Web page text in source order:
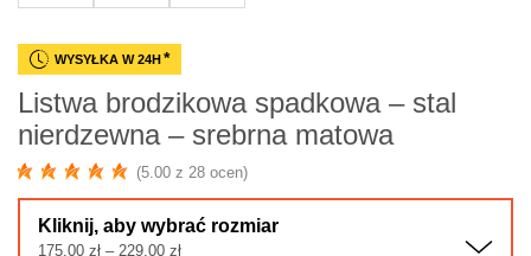
WYSYŁKA W 24H*
Listwa brodzikowa spadkowa – stal
nierdzewna – srebrna matowa
(5.00 z 28 ocen)
Kliknij, aby wybrać rozmiar
175,00 zł – 229,00 złZakres